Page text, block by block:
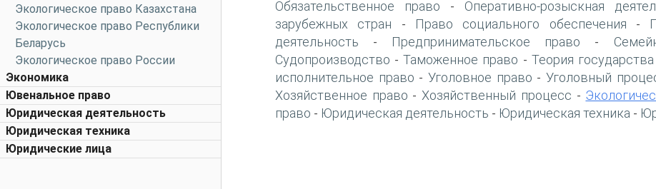
Экологическое право Казахстана
Экологическое право Республики
Беларусь
Экологическое право России
Экономика
Ювенальное право
Юридическая деятельность
Юридическая техника
Юридические лица
Обязательственное право - Оперативно-розыскная
зарубежных стран - Право социального обеспечения -
деятельность - Предпринимательское право -
Судопроизводство -Таможенное право - Теория
исполнительное право -Уголовное право -Уголовный
Хозяйственное право - Хозяйственный процесс -
право - Юридическая деятельность - Юридическая техника -